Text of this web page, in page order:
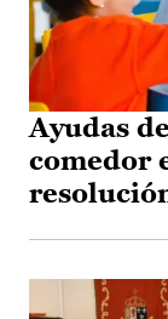
Ayudas
comedor